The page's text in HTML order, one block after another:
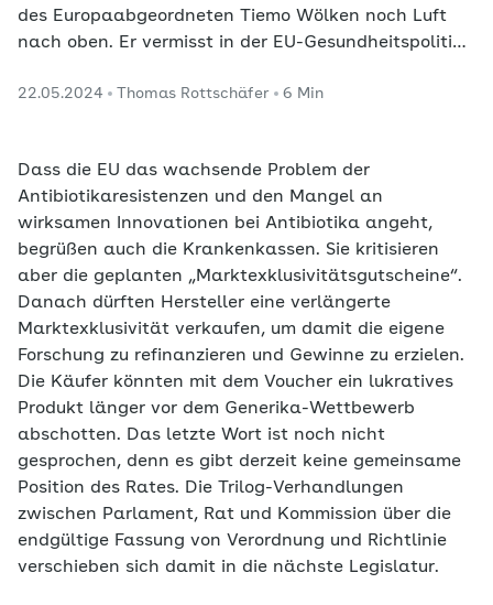
des Europaabgeordneten Tiemo Wölken noch Luft
nach oben. Er vermisst in der EU-Gesundheitspolitik
Einbindung des Europaparlamentes.
22.05.2024 Thomas Rottschäfer 6 Min
Dass die EU das wachsende Problem der
Antibiotika­resistenzen und den Mangel an
wirksamen Innovationen bei Antibiotika angeht,
begrüßen auch die Krankenkassen. Sie kritisieren
aber die geplanten „Marktexklusivitätsgutscheine“.
Danach dürften Hersteller eine verlängerte
Marktexklusivität verkaufen, um damit die eigene
Forschung zu refinanzieren und Gewinne zu erzielen.
Die Käufer könnten mit dem Voucher ein lukratives
Produkt länger vor dem Gene­rika-Wettbewerb
abschotten. Das letzte Wort ist noch nicht
gesprochen, denn es gibt derzeit keine gemeinsame
Position des Rates. Die Trilog-Verhandlungen
zwischen Parlament, Rat und Kommission über die
endgültige Fassung von Verordnung und Richtlinie
verschieben sich damit in die nächste Legislatur.